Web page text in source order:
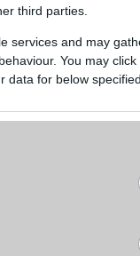
third parties.
services and may
You may
data for below
például
előretekerés,
várólista
élményt javítja,